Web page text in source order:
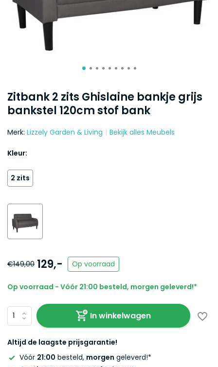
Zitbank 2 zits Ghislaine bankje grijs
bankstel 120cm stof bank
Merk: Lizzely Garden & Living Bekijk alles Meubels
Kleur:
2 zits
€149,00 129,- Op voorraad
Op voorraad - Vóór 21:00 besteld, morgen geleverd!*
In winkelwagen
Altijd de laagste prijsgarantie!
Vóór 21:00 besteld, morgen geleverd!*